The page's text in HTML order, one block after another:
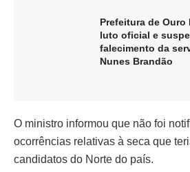
Prefeitura de Ouro
luto oficial e
falecimento da
Nunes Brandão
O ministro informou que não foi
ocorrências relativas à seca que
candidatos do Norte do país.